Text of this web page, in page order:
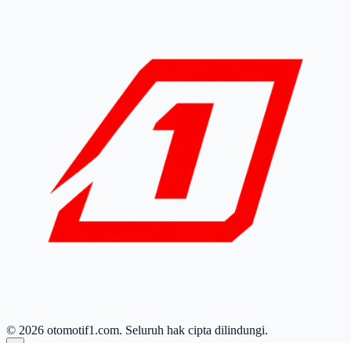
© 2026 otomotif1.com. Seluruh hak cipta dilindungi.